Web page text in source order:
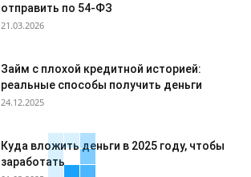
отправить по 54-ФЗ
21.03.2026
Займ с плохой кредитной историей:
реальные способы получить деньги
24.12.2025
Куда вложить деньги в 2025 году, чтобы
заработать